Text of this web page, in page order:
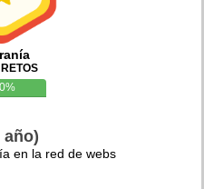
año)
en la red de webs